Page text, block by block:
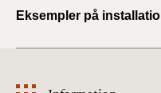
Eksempler på